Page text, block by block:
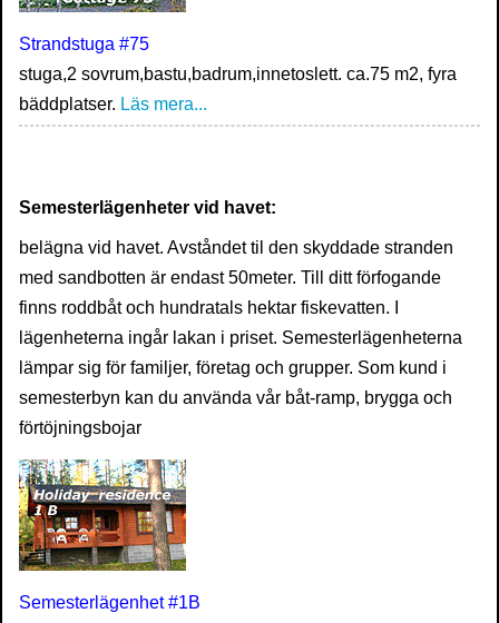
Strandstuga #75
stuga,2 sovrum,bastu,badrum,innetoslett. ca.75 m2, fyra
bäddplatser. Läs mera...
Semesterlägenheter vid havet:
belägna vid havet. Avståndet til den skyddade stranden
med sandbotten är endast 50meter. Till ditt förfogande
finns roddbåt och hundratals hektar fiskevatten. I
lägenheterna ingår lakan i priset. Semesterlägenheterna
lämpar sig för familjer, företag och grupper. Som kund i
semesterbyn kan du använda vår båt-ramp, brygga och
förtöjningsbojar
Semesterlägenhet #1B